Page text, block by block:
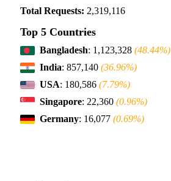
Total Requests: 2,319,116
Top 5 Countries
Bangladesh: 1,123,328 (48.44%)
India: 857,140 (36.96%)
USA: 180,586 (7.79%)
Singapore: 22,360 (0.96%)
Germany: 16,077 (0.69%)